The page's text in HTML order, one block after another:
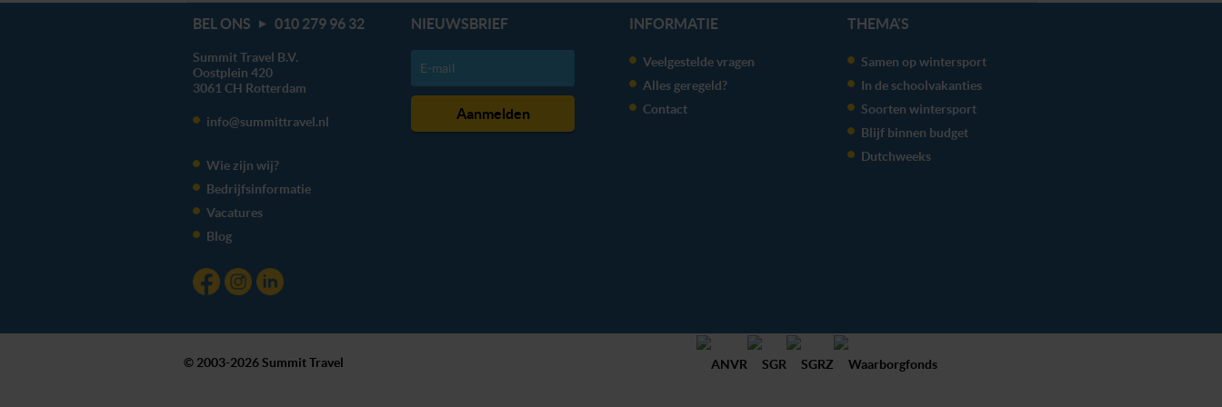
BEL ONS 010 279 96 32
Summit Travel B.V.
Oostplein 420
3061 CH Rotterdam
info@summittravel.nl
Wie zijn wij?
Bedrijfsinformatie
Vacatures
Blog
NIEUWSBRIEF INFORMATIE
Veelgestelde vragen
Alles geregeld?
Contact
THEMA'S
Samen op wintersport
In de schoolvakanties
Soorten wintersport
Blijf binnen budget
Dutchweeks
© 2003-2026 Summit Travel